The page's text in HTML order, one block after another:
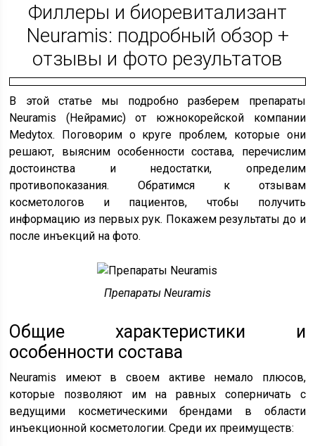
Филлеры и биоревитализант
Neuramis: подробный обзор +
отзывы и фото результатов
В этой статье мы подробно разберем препараты
Neuramis (Нейрамис) от южнокорейской компании
Medytox. Поговорим о круге проблем, которые они
решают, выясним особенности состава, перечислим
достоинства и недостатки, определим
противопоказания. Обратимся к отзывам
косметологов и пациентов, чтобы получить
информацию из первых рук. Покажем результаты до и
после инъекций на фото.
Препараты Neuramis
Общие характеристики и
особенности состава
Neuramis имеют в своем активе немало плюсов,
которые позволяют им на равных соперничать с
ведущими косметическими брендами в области
инъекционной косметологии. Среди их преимуществ: